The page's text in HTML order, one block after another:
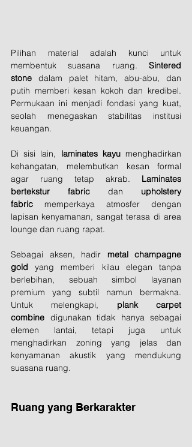
Pilihan material adalah kunci untuk
membentuk suasana ruang. Sintered
stone dalam palet hitam, abu-abu, dan
putih memberi kesan kokoh dan kredibel.
Permukaan ini menjadi fondasi yang kuat,
seolah menegaskan stabilitas institusi
keuangan.
Di sisi lain, laminates kayu menghadirkan
kehangatan, melembutkan kesan formal
agar ruang tetap akrab. Laminates
bertekstur fabric dan upholstery
fabric memperkaya atmosfer dengan
lapisan kenyamanan, sangat terasa di area
lounge dan ruang rapat.
Sebagai aksen, hadir metal champagne
gold yang memberi kilau elegan tanpa
berlebihan, sebuah simbol layanan
premium yang subtil namun bermakna.
Untuk melengkapi, plank carpet
combine digunakan tidak hanya sebagai
elemen lantai, tetapi juga untuk
menghadirkan zoning yang jelas dan
kenyamanan akustik yang mendukung
suasana ruang.
Ruang yang Berkarakter